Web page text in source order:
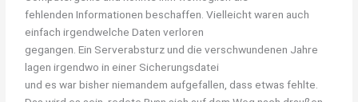
fehlenden Informationen beschaffen. Vielleicht waren auch
einfach irgendwelche Daten verloren
gegangen. Ein Serverabsturz und die verschwundenen Jahre
lagen irgendwo in einer Sicherungsdatei
und es war bisher niemandem aufgefallen, dass etwas fehlte.